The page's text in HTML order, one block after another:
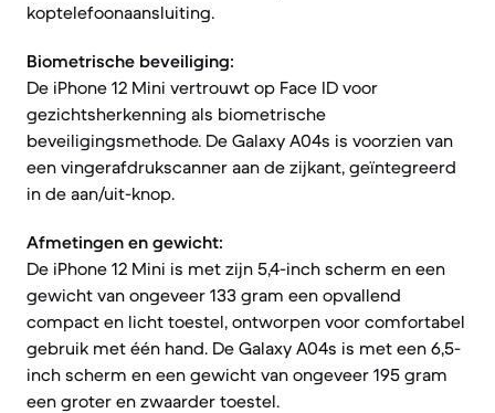
koptelefoonaansluiting.
Biometrische beveiliging:
De iPhone 12 Mini vertrouwt op Face ID voor
gezichtsherkenning als biometrische
beveiligingsmethode. De Galaxy A04s is voorzien van
een vingerafdrukscanner aan de zijkant, geïntegreerd
in de aan/uit-knop.
Afmetingen en gewicht:
De iPhone 12 Mini is met zijn 5,4-inch scherm en een
gewicht van ongeveer 133 gram een opvallend
compact en licht toestel, ontworpen voor comfortabel
gebruik met één hand. De Galaxy A04s is met een 6,5-
inch scherm en een gewicht van ongeveer 195 gram
een groter en zwaarder toestel.